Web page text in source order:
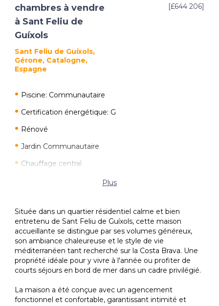
chambres à vendre
à Sant Feliu de
Guíxols
Sant Feliu de Guíxols,
Gérone, Catalogne,
Espagne
[£644 206]
Piscine: Communautaire
Certification énergétique: G
Rénové
Jardin Communautaire
Chauffage central
La cuisine est rénovée
Terrasse non vitrée
Avec vue sur la mer
Il a garage
Le type de sol: parquet
Plus
Située dans un quartier résidentiel calme et bien
entretenu de Sant Feliu de Guíxols, cette maison
accueillante se distingue par ses volumes généreux,
son ambiance chaleureuse et le style de vie
méditerranéen tant recherché sur la Costa Brava. Une
propriété idéale pour y vivre à l'année ou profiter de
courts séjours en bord de mer dans un cadre privilégié.
La maison a été conçue avec un agencement
fonctionnel et confortable, garantissant intimité et